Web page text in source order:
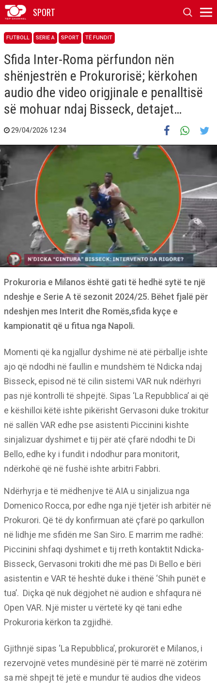
SPORT
FUTBOLL SERIE A SPORT TË FUNDIT
Sfida Inter-Roma përfundon nën
shënjestrën e Prokurorisë; kërkohen
audio dhe video origjinale e penalltisë
së mohuar ndaj Bisseck, detajet…
29/04/2026 12:34
Prokuroria e Milanos është gati të hedhë sytë te një
ndeshje e Serie A të sezonit 2024/25. Bëhet fjalë për
ndeshjen mes Interit dhe Romës,sfida kyçe e
kampionatit që u fitua nga Napoli.
Momenti që ka ngjallur dyshime në atë përballje ishte
ajo që ndodhi në faullin e mundshëm të Ndicka ndaj
Bisseck, episod në të cilin sistemi VAR nuk ndërhyri
pas një kontrolli të shpejtë. Sipas ‘La Repubblica’ ai që
e këshilloi këtë ishte pikërisht Gervasoni duke trokitur
në sallën VAR edhe pse asistenti Piccinini kishte
sinjalizuar dyshimet e tij për atë çfarë ndodhi te Di
Bello, edhe ky i fundit i ndodhur para monitorit,
ndërkohë që në fushë ishte arbitri Fabbri.
Ndërhyrja e të mëdhenjve të AIA u sinjalizua nga
Domenico Rocca, por edhe nga një tjetër ish arbitër në
Prokurori. Që të dy konfirmuan atë çfarë po qarkullon
në lidhje me sfidën me San Siro. E marrim me radhë:
Piccinini shfaqi dyshimet e tij rreth kontaktit Ndicka-
Bisseck, Gervasoni trokiti dhe më pas Di Bello e bëri
asistentin e VAR të heshtë duke i thënë ‘Shih punët e
tua’. Diçka që nuk dëgjohet në audion e shfaqura në
Open VAR. Një mister u vërtetë ky që tani edhe
Prokuroria kërkon ta zgjidhë.
Gjithnjë sipas ‘La Repubblica’, prokurorët e Milanos, i
rezervojnë vetes mundësinë për të marrë në zotërim
sa më shpejt të jetë e mundur të audios dhe videos